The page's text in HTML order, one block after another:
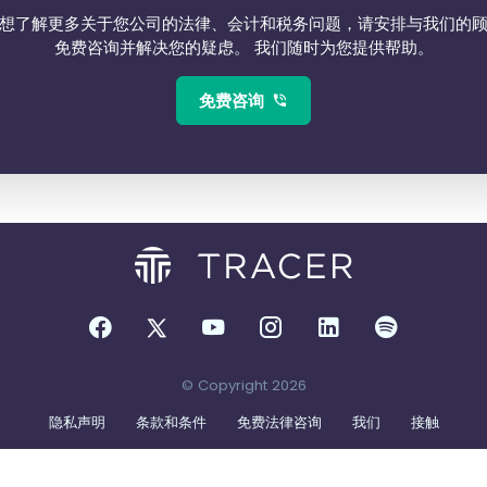
了解更多关于您公司的法律、会计和税务问题，请安排与我们的
免费咨询并解决您的疑虑。 我们随时为您提供帮助。
免费咨询
© Copyright 2026
隐私声明
条款和条件 免费法律咨询 我们 接触